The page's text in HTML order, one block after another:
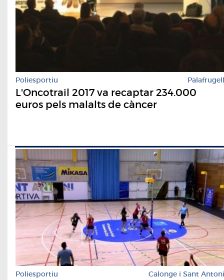
Poliesportiu Palafrugell
L'Oncotrail 2017 va recaptar 234.000
euros pels malalts de càncer
Poliesportiu Calonge i Sant Antoni